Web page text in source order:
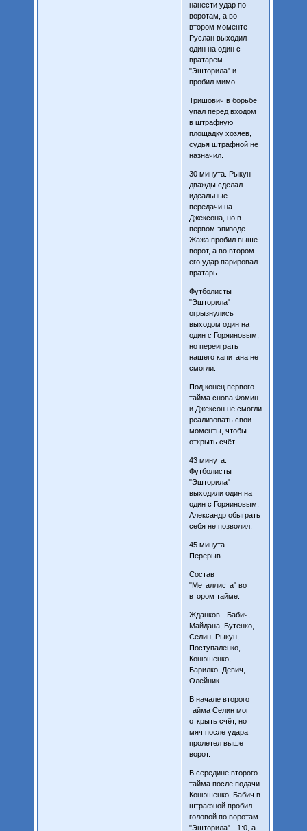
нанести удар по
воротам, а во
втором моменте
Руслан выходил
один на один с
вратарем
"Эшторила" и
пробил мимо.
Тришович в борьбе
упал перед входом
в штрафную
площадку хозяев,
судья штрафной не
назначил.
30 минута. Рыкун
дважды сделал
идеальные
передачи на
Джексона, но в
первом эпизоде
Жажа пробил выше
ворот, а во втором
его удар парировал
вратарь.
Футболисты
"Эшторила"
огрызнулись
выходом один на
один с Горяиновым,
но переиграть
нашего капитана не
смогли.
Под конец первого
тайма снова Фомин
и Джексон не смогли
реализовать свои
моменты, чтобы
открыть счёт.
43 минута.
Футболисты
"Эшторила"
выходили один на
один с Горяиновым.
Александр обыграть
себя не позволил.
45 минута.
Перерыв.
Состав
"Металлиста" во
втором тайме:
Жданков - Бабич,
Майдана, Бутенко,
Селин, Рыкун,
Поступаленко,
Конюшенко,
Барилко, Девич,
Олейник.
В начале второго
тайма Селин мог
открыть счёт, но
мяч после удара
пролетел выше
ворот.
В середине второго
тайма после подачи
Конюшенко, Бабич в
штрафной пробил
головой по воротам
"Эшторила" - 1:0, а